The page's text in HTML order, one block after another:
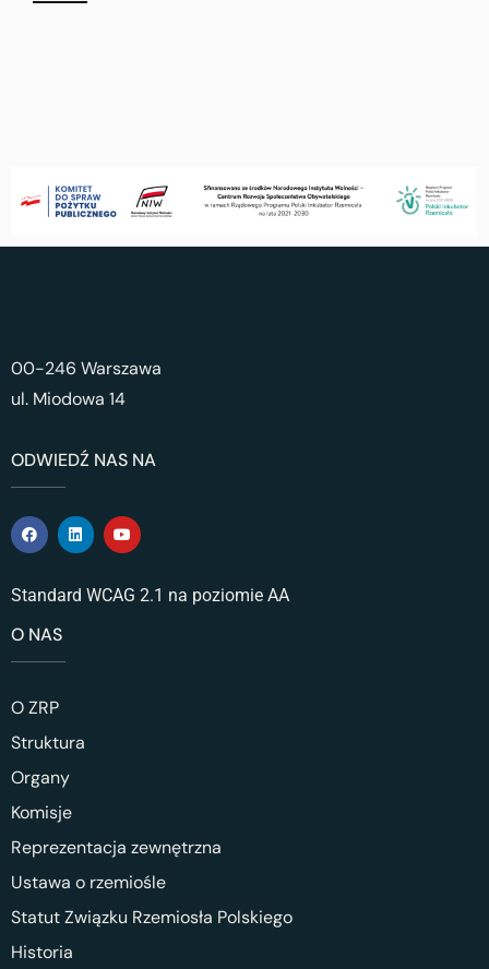
00-246 Warszawa
ul. Miodowa 14
ODWIEDŹ NAS NA
Standard WCAG 2.1 na poziomie AA
O NAS
O ZRP
Struktura
Organy
Komisje
Reprezentacja zewnętrzna
Ustawa o rzemiośle
Statut Związku Rzemiosła Polskiego
Historia